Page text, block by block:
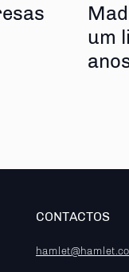
um
CONTACTOS